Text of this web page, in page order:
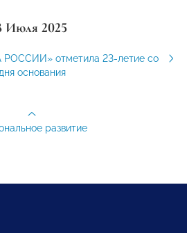
Июля 2025
РОССИИ» отметила 23-летие со
основания
развитие